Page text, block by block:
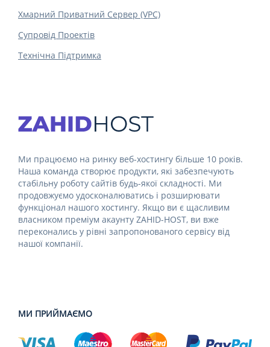
Хмарний Приватний Сервер (VPC)
Супровід Проектів
Технічна Підтримка
Ми працюємо на ринку веб-хостингу більше 10 років.
Наша команда створює продукти, які забезпечують
стабільну роботу сайтів будь-якої складності. Ми
продовжуємо удосконалюватись і розширювати
функціонал нашого хостингу. Якщо ви є щасливим
власником преміум акаунту ZAHID-HOST, ви вже
переконались у рівні запропонованого сервісу від
нашої компанії.
МИ ПРИЙМАЄМО